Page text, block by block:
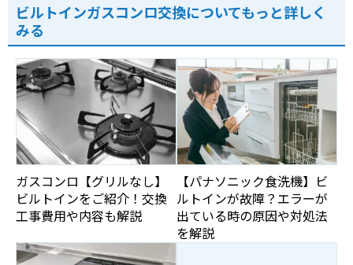
ビルトインガスコンロ交換についてもっと詳しく
みる
ガスコンロ【グリルなし】
ビルトインをご紹介！交換
工事費用や内容も解説
【パナソニック食洗機】ビ
ルトインが故障？エラーが
出ている時の原因や対処法
を解説